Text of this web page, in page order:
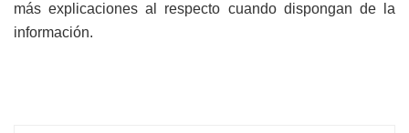
más explicaciones al respecto cuando dispongan de la
información.